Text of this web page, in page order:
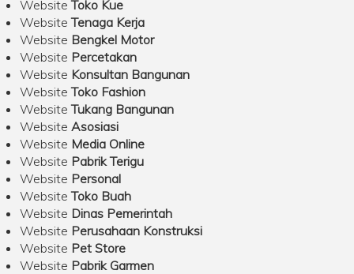
WebsiteToko Kue
WebsiteTenaga Kerja
Website Bengkel Motor
Website Percetakan
Website Konsultan Bangunan
WebsiteToko Fashion
WebsiteTukang Bangunan
Website Asosiasi
Website Media Online
Website Pabrik Terigu
Website Personal
WebsiteToko Buah
Website Dinas Pemerintah
Website Perusahaan Konstruksi
Website Pet Store
Website Pabrik Garmen